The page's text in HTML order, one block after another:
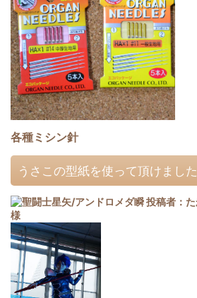
各種ミシン針
うさこの型紙を使って頂けました